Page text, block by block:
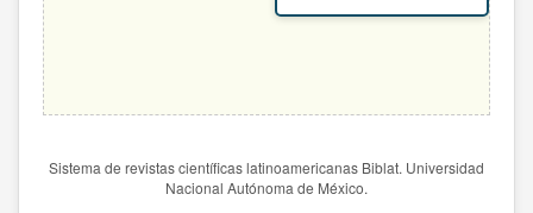
Sistema de revistas científicas latinoamericanas Biblat. Universidad
Nacional Autónoma de México.